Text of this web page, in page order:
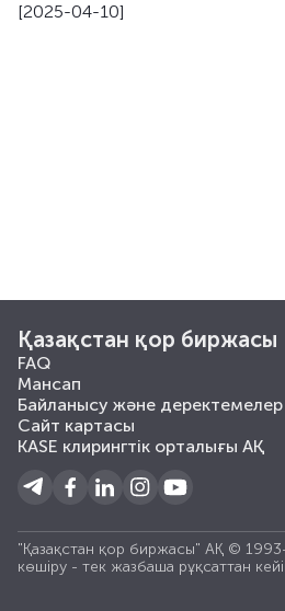
[2025-04-10]
Қазақстан қор биржасы
FAQ
Мансап
Байланысу және деректемелер
Сайт картасы
KASE клирингтік орталығы АҚ
"Қазақстан қор биржасы" АҚ ©
көшiру - тек жазбаша рұқсаттан